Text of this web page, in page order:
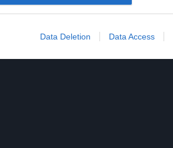
Data Deletion Data Access